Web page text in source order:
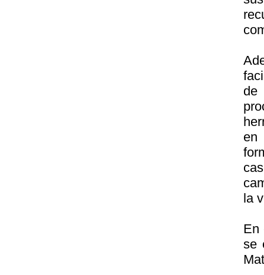
de
la
En
se